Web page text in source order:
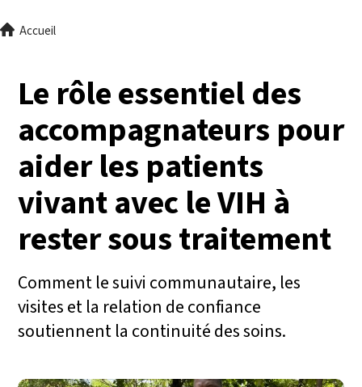
FilAccueil
Le rôle essentiel des
accompagnateurs pour
aider les patients
vivant avec le VIH à
rester sous traitement
Comment le suivi communautaire, les
visites et la relation de confiance
soutiennent la continuité des soins.